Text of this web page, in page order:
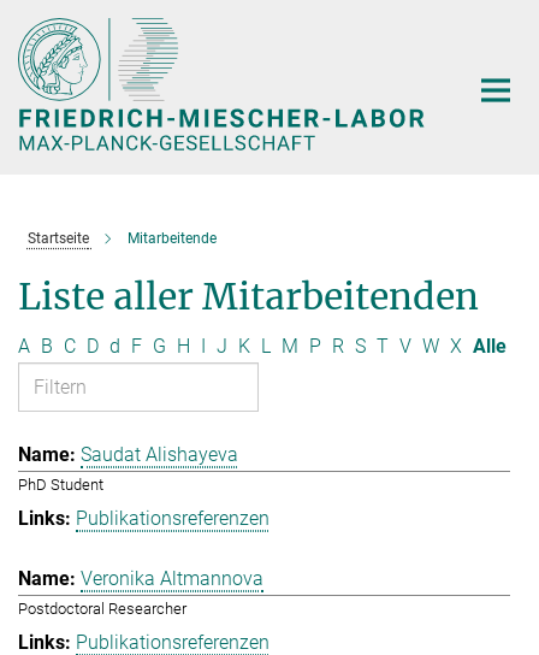
Hauptinhalt
Startseite Mitarbeitende
Liste aller Mitarbeitenden
A B C D d F G H I J K L M P R S T V W X Alle
Saudat Alishayeva
PhD Student
Publikationsreferenzen
Veronika Altmannova
Postdoctoral Researcher
Publikationsreferenzen